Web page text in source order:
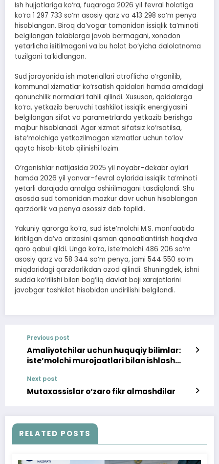
Ish hujjatlariga ko‘ra, fuqaroga 2026 yil fevral holatiga
ko‘ra 1 297 733 so‘m asosiy qarz va 413 298 so‘m penya
hisoblangan. Biroq da’vogar tomonidan issiqlik ta’minoti
belgilangan talablarga javob bermagani, xonadon
yetarlicha isitilmagani va bu holat bo‘yicha dalolatnoma
tuzilgani ta’kidlangan.
Sud jarayonida ish materiallari atroflicha o‘rganilib,
kommunal xizmatlar ko‘rsatish qoidalari hamda amaldagi
qonunchilik normalari tahlil qilindi. Xususan, qoidalarga
ko‘ra, yetkazib beruvchi tashkilot issiqlik energiyasini
belgilangan sifat va parametrlarda yetkazib berishga
majbur hisoblanadi. Agar xizmat sifatsiz ko‘rsatilsa,
iste’molchiga yetkazilmagan xizmatlar uchun to‘lov
qayta hisob-kitob qilinishi lozim.
O‘rganishlar natijasida 2025 yil noyabr–dekabr oylari
hamda 2026 yil yanvar–fevral oylarida issiqlik ta’minoti
yetarli darajada amalga oshirilmagani tasdiqlandi. Shu
asosda sud tomonidan mazkur davr uchun hisoblangan
qarzdorlik va penya asossiz deb topildi.
Yakuniy qarorga ko‘ra, sud iste’molchi M.S. manfaatida
kiritilgan da’vo arizasini qisman qanoatlantirish haqidva
qaro qabul qildi. Unga ko‘ra, iste’molchi 486 206 so‘m
asosiy qarz va 58 344 so‘m penya, jami 544 550 so‘m
miqdoridagi qarzdorlikdan ozod qilindi. Shuningdek, ishni
sudda ko‘rilishi bilan bog‘liq davlat boji xarajatlarini
javobgar tashkilot hisobidan undirilishi belgilandi.
Previous post
Amaliyotchilar uchun huquqiy bilimlar:
iste’molchi murojaatlari bilan ishlash
Next post
Mutaxassislar o‘zaro fikr almashdilar
RELATED POSTS